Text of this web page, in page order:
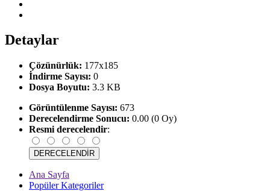
Detaylar
Çözünürlük: 177x185
İndirme Sayısı: 0
Dosya Boyutu: 3.3 KB
Görüntülenme Sayısı: 673
Derecelendirme Sonucu: 0.00 (0 Oy)
Resmi derecelendir:
Ana Sayfa
Popüler Kategoriler